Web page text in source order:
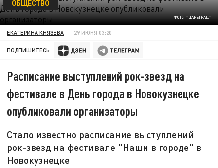
ФОТО: "ЦАРЬГРАД"
ОБЩЕСТВО
ЕКАТЕРИНА КНЯЗЕВА 29 ИЮНЯ 03:20
ПОДПИШИТЕСЬ:
Расписание выступлений рок-звезд на
фестивале в День города в Новокузнецке
опубликовали организаторы
Стало известно расписание выступлений
рок-звезд на фестивале "Наши в городе" в
Новокузнецке